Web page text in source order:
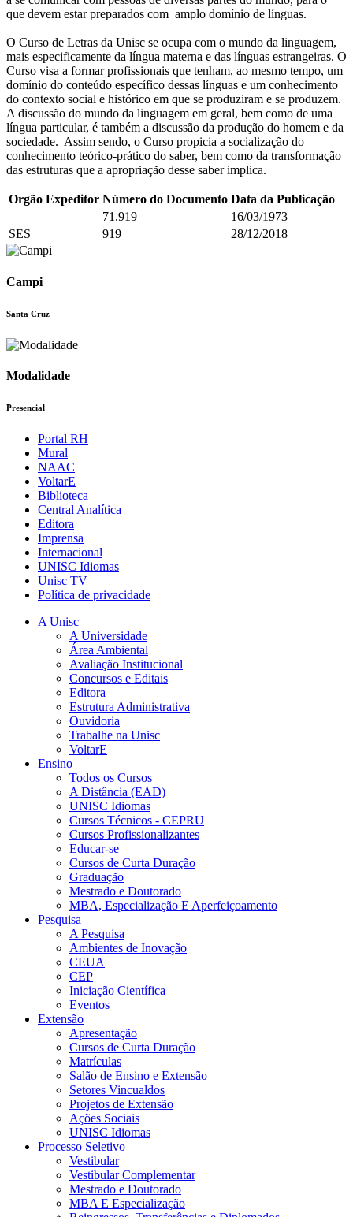
que devem estar preparados com amplo domínio de línguas.
O Curso de Letras da Unisc se ocupa com o mundo da linguagem,
mais especificamente da língua materna e das línguas estrangeiras. O
Curso visa a formar profissionais que tenham, ao mesmo tempo, um
domínio do conteúdo específico dessas línguas e um conhecimento
do contexto social e histórico em que se produziram e se produzem.
A discussão do mundo da linguagem em geral, bem como de uma
língua particular, é também a discussão da produção do homem e da
sociedade. Assim sendo, o Curso propicia a socialização do
conhecimento teórico-prático do saber, bem como da transformação
das estruturas que a apropriação desse saber implica.
Orgão Expeditor Número do Documento Data da Publicação
71.919
16/03/1973
SES
919 28/12/2018
Campi
Santa Cruz
Modalidade
Presencial
Portal RH
Mural
NAAC
VoltarE
Biblioteca
Central Analítica
Editora
Imprensa
Internacional
UNISC Idiomas
Unisc TV
Política de privacidade
A Unisc
A Universidade
Área Ambiental
Avaliação Institucional
Concursos e Editais
Editora
Estrutura Administrativa
Ouvidoria
Trabalhe na Unisc
VoltarE
Ensino
Todos os Cursos
A Distância (EAD)
UNISC Idiomas
Cursos Técnicos - CEPRU
Cursos Profissionalizantes
Educar-se
Cursos de Curta Duração
Graduação
Mestrado e Doutorado
MBA, Especialização E Aperfeiçoamento
Pesquisa
A Pesquisa
Ambientes de Inovação
CEUA
CEP
Iniciação Científica
Eventos
Extensão
Apresentação
Cursos de Curta Duração
Matrículas
Salão de Ensino e Extensão
Setores Vincualdos
Projetos de Extensão
Ações Sociais
UNISC Idiomas
Processo Seletivo
Vestibular
Vestibular Complementar
Mestrado e Doutorado
MBA E Especialização